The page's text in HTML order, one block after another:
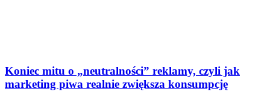
Koniec mitu o „neutralności” reklamy, czyli jak
marketing piwa realnie zwiększa konsumpcję